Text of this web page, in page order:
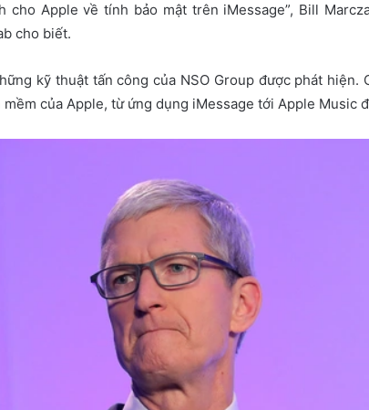
cho Apple về tính bảo mật trên iMessage”, Bill
cho biết.
kỹ thuật tấn công của NSO Group được phát hiện.
của Apple, từ ứng dụng iMessage tới Apple Music